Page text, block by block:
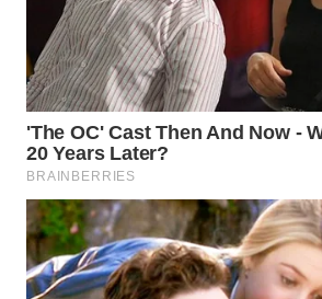
WN
LABUANBAJO
WN
BORNEO
Wahana
Media
Group